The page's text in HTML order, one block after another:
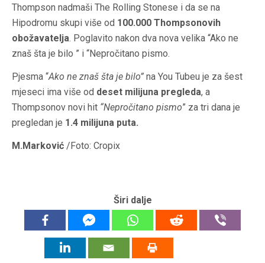
Thompson nadmaši The Rolling Stonese i da se na
Hipodromu skupi više od 100.000 Thompsonovih
obožavatelja. Poglavito nakon dva nova velika “Ako ne
znaš šta je bilo ” i “Nepročitano pismo.
Pjesma “Ako ne znaš šta je bilo” na You Tubeu je za šest
mjeseci ima više od deset milijuna pregleda, a
Thompsonov novi hit “Nepročitano pismo” za tri dana je
pregledan je 1.4 milijuna puta.
M . Marković /Foto: Cropix
Širi dalje